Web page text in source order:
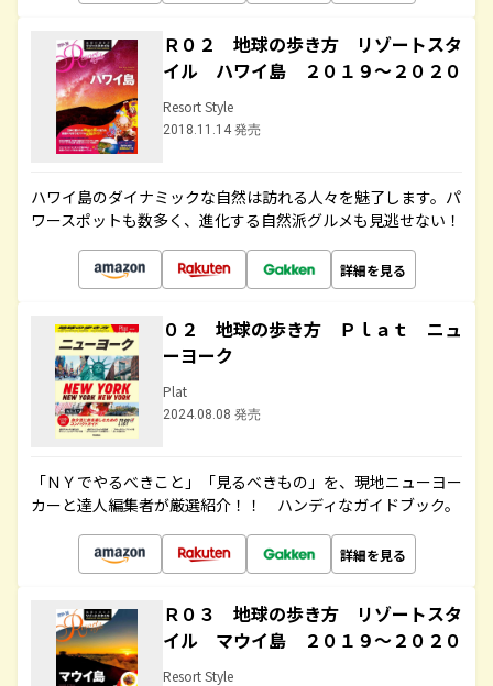
Ｒ０２ 地球の歩き方 リゾートスタ
イル ハワイ島 ２０１９～２０２０
Resort Style
2018.11.14 発売
ハワイ島のダイナミックな自然は訪れる人々を魅了します。パ
ワースポットも数多く、進化する自然派グルメも見逃せない！
詳細を見る
０２ 地球の歩き方 Ｐｌａｔ ニュ
ーヨーク
Plat
2024.08.08 発売
「ＮＹでやるべきこと」「見るべきもの」を、現地ニューヨー
カーと達人編集者が厳選紹介！！ ハンディなガイドブック。
詳細を見る
Ｒ０３ 地球の歩き方 リゾートスタ
イル マウイ島 ２０１９～２０２０
Resort Style